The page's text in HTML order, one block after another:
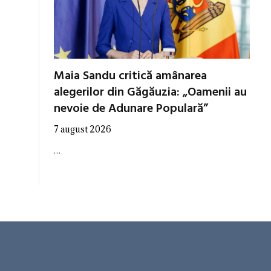
Maia Sandu critică amânarea
alegerilor din Găgăuzia: „Oamenii au
nevoie de Adunare Populară”
7 august 2026
…